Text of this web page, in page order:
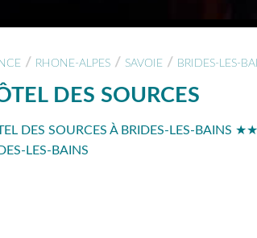
/ RHONE-ALPES / SAVOIE / BRIDES-LES-
DES SOURCES
DES SOURCES À BRIDES-LES-BAINS
LES-BAINS